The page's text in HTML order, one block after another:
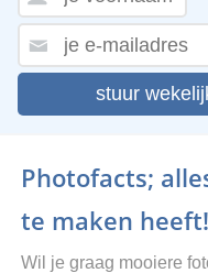
stuur
Photofacts;
te maken heeft!
Wil je graag mooiere